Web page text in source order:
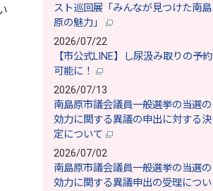
スト巡回展「みんなが見つけた南島
原の魅力」
2026/07/22
【市公式LINE】し尿汲み取りの予約
可能に！
2026/07/13
南島原市議会議員一般選挙の当選の
効力に関する異議の申出に対する決
定について
2026/07/02
南島原市議会議員一般選挙の当選の
効力に関する異議申出の受理につい